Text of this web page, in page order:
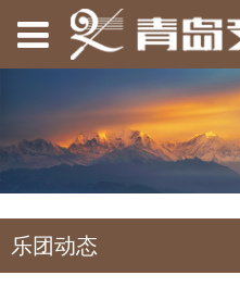
乐团动态